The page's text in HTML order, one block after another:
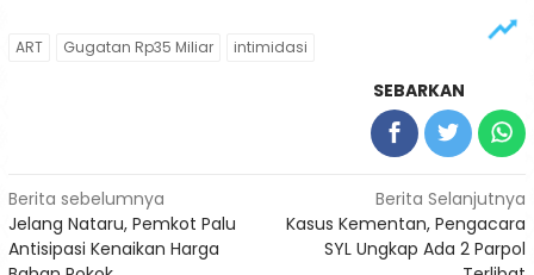
ART Gugatan Rp35 Miliar intimidasi
SEBARKAN
Navigasi
pos
Berita sebelumnya
Jelang Nataru, Pemkot Palu
Antisipasi Kenaikan Harga
Berita Selanjutnya
Kasus Kementan, Pengacara
SYL Ungkap Ada 2 Parpol